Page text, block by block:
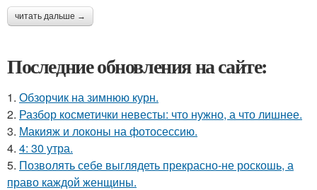
читать дальше →
Последние обновления на сайте:
1. Обзорчик на зимнюю курн.
2. Разбор косметички невесты: что нужно, а что лишнее.
3. Макияж и локоны на фотосессию.
4. 4: 30 утра.
5. Позволять себе выглядеть прекрасно-не роскошь, а
право каждой женщины.